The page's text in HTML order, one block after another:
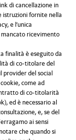
di cancellazione in
istruzioni fornite nella
e l’unica
mancato ricevimento
finalità è eseguito da
di co-titolare del
provider del social
come ad
di co-titolarità
ed è necessario al
e, se del
ai sensi
che quando si